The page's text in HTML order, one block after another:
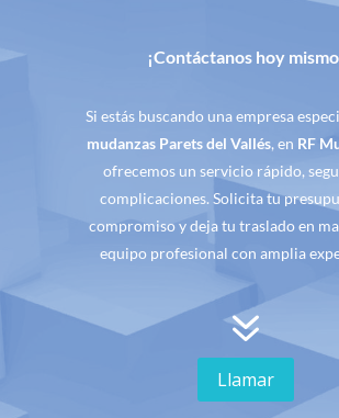
¡Contáctanos hoy
Si estás buscando una empresa
mudanzas Parets del Vallés, en RF
ofrecemos un servicio rápido,
complicaciones. Solicita tu
compromiso y deja tu traslado en
equipo profesional con amplia
7
Llamar